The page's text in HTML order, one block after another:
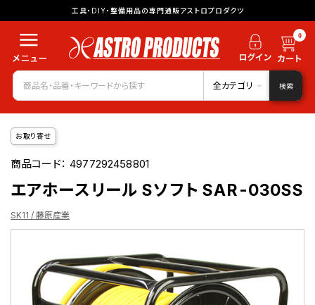
工具・DIY・整備用品の専門通販アストロプロダクツ
0
全カテゴリ 検索
お取り寄せ
商品コード：4977292458801
エアホースリール Sソフト SAR-030SS
SK11 / 藤原産業